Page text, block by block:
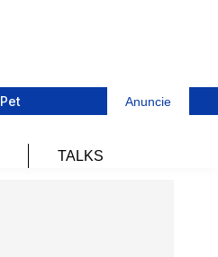
Pet Anuncie
TALKS